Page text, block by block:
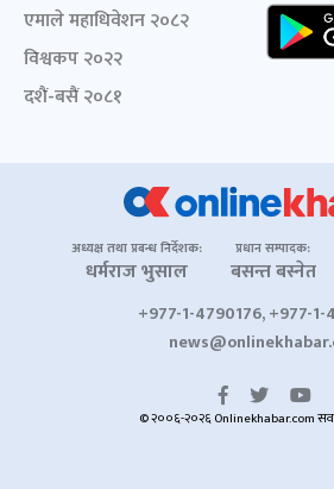
एमाले महाधिवेशन २०८२
विश्वकप २०२२
दशैं-बसैं २०८१
अध्यक्ष तथा प्रबन्ध निर्देशक:
धर्मराज भुसाल
प्रधान सम्पादक:
बसन्त बस्नेत
+977-1-4790176, +977-
© २००६-२०२६ Onlinekhabar.com